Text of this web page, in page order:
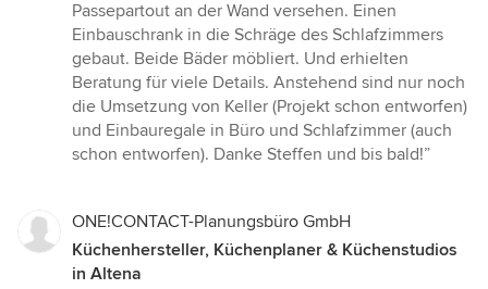
Passepartout an der Wand versehen. Einen
Einbauschrank in die Schräge des Schlafzimmers
gebaut. Beide Bäder möbliert. Und erhielten
Beratung für viele Details. Anstehend sind nur noch
die Umsetzung von Keller (Projekt schon entworfen)
und Einbauregale in Büro und Schlafzimmer (auch
schon entworfen). Danke Steffen und bis bald!”
ONE!CONTACT-Planungsbüro GmbH
Küchenhersteller, Küchenplaner & Küchenstudios
in Altena